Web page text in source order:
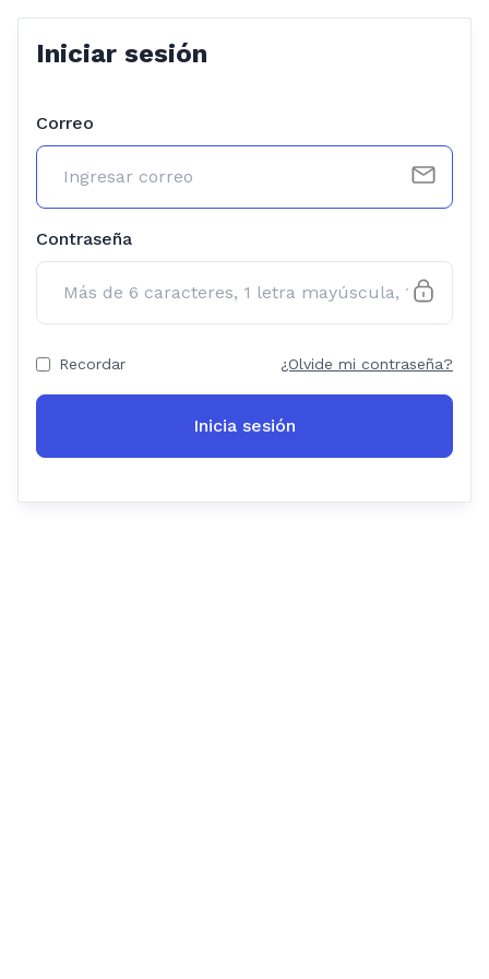
Iniciar sesión
Correo
Contraseña
Recordar ¿Olvide mi contraseña?